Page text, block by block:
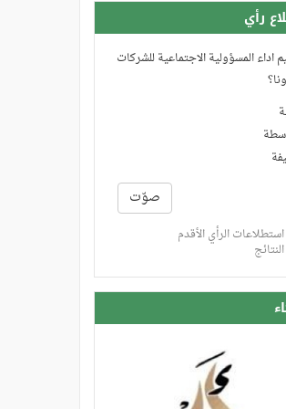
رأي
اداء المسؤولية الاجتماعية للشركات
صوّت
استطلاعات الرأي الأقدم
النتائج